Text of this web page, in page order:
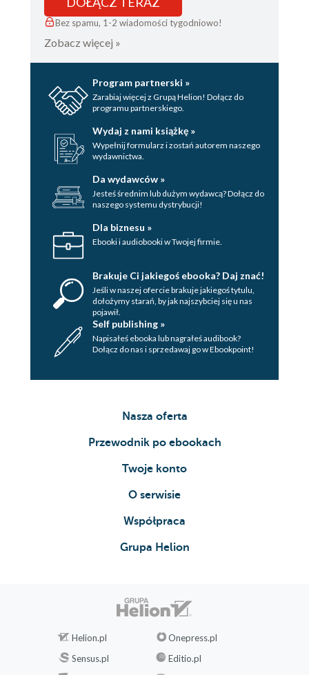
Bez spamu, 1-2 wiadomości tygodniowo!
Zobacz więcej »
Program partnerski »
Zarabiaj więcej z Grupą Helion! Dołącz do
programu partnerskiego.
Wydaj z nami książkę »
Wypełnij formularz i zostań autorem naszego
wydawnictwa.
Da wydawców »
Jesteś średnim lub dużym wydawcą? Dołącz do
naszego systemu dystrybucji!
Dla biznesu »
Ebooki i audiobooki w Twojej firmie.
Brakuje Ci jakiegoś ebooka? Daj znać!
Jeśli w naszej ofercie brakuje jakiegoś tytulu,
dołożymy starań, by jak najszybciej się u nas
pojawił.
Self publishing »
Napisałeś ebooka lub nagrałeś audibook?
Dołącz do nas i sprzedawaj go w Ebookpoint!
Nasza oferta
Przewodnik po ebookach
Twoje konto
O serwisie
Współpraca
Grupa Helion
Helion.pl
Onepress.pl
Sensus.pl
Editio.pl